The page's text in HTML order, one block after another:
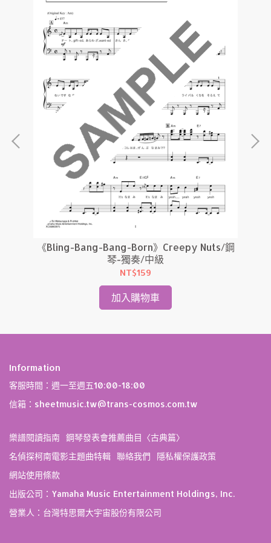
《Bling-Bang-Bang-Born》Creepy Nuts/鋼
琴-獨奏/中級
NT$159
加入購物車
Information
客服時間：週一至週五10:00-18:00
信箱：sheetmusic.tw@trans-cosmos.com.tw
樂譜閱讀指南 鋼琴發表會推薦曲目〈古典篇〉
名偵探柯南電影主題曲特輯 聯絡我們
隱私權保護政策
網站使用條款
出版公司：Yamaha Music Entertainment Holdings, Inc.
營業人：台灣特思爾大宇宙股份有限公司